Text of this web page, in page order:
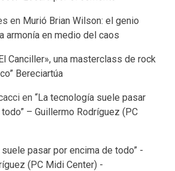
en Murió Brian Wilson: el genio
armonía en medio del caos
Canciller», una masterclass de rock
Bereciartúa
en “La tecnología suele pasar
– Guillermo Rodríguez (PC
pasar por encima de todo” -
(PC Midi Center) -